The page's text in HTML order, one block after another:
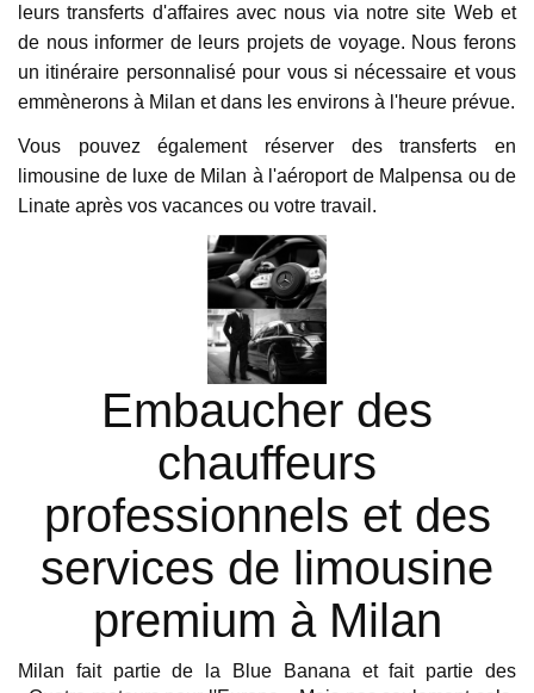
leurs transferts d'affaires avec nous via notre site Web et
de nous informer de leurs projets de voyage. Nous ferons
un itinéraire personnalisé pour vous si nécessaire et vous
emmènerons à Milan et dans les environs à l'heure prévue.
Vous pouvez également réserver des transferts en
limousine de luxe de Milan à l'aéroport de Malpensa ou de
Linate après vos vacances ou votre travail.
Embaucher des
chauffeurs
professionnels et des
services de limousine
premium à Milan
Milan fait partie de la Blue Banana et fait partie des